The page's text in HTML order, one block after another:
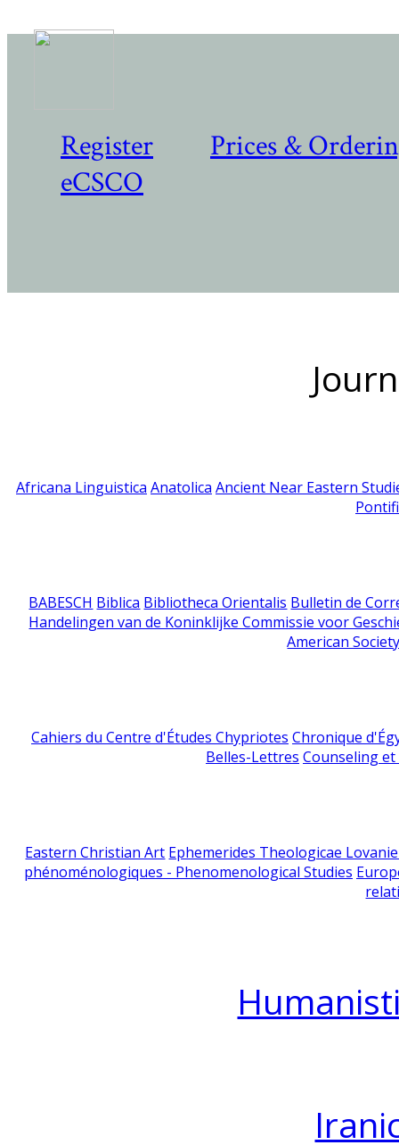
Register
Prices &
eCSCO
Africana Linguistica Anatolica Ancient Near Eastern
BABESCH Biblica Bibliotheca Orientalis Bulletin de
Handelingen van de Koninklijke Commissie voor
American
Cahiers du Centre d'Études Chypriotes Chronique
Belles-Lettres Counseling
Eastern Christian Art Ephemerides Theologicae
phénoménologiques - Phenomenological Studies